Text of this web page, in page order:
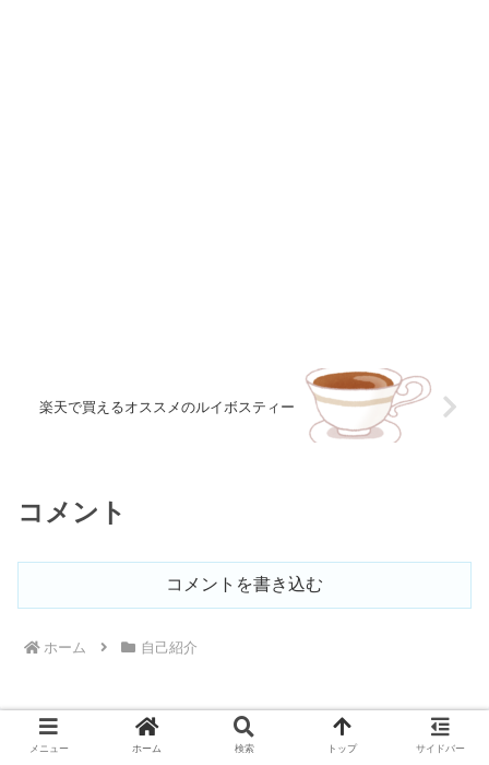
楽天で買えるオススメのルイボスティー
コメント
コメントを書き込む
ホーム 自己紹介
メニュー ホーム 検索 トップ サイドバー